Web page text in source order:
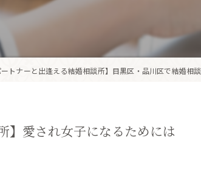
ートナーと出逢える結婚相談所】目黒区・品川区で結婚相
】愛され女子になるためには